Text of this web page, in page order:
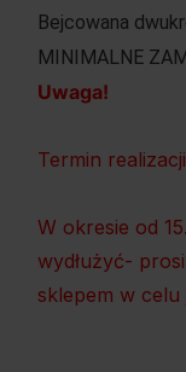
Bejcowana
MINIMALNE
Uwaga!
Termin
W okresie od
wydłużyć-
sklepem w celu